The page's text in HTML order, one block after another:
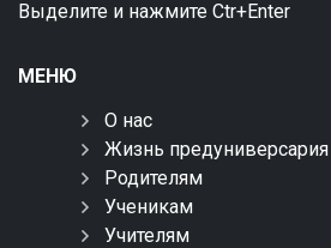
Выделите и нажмите Ctr+Enter
МЕНЮ
О нас
Жизнь предуниверсария
Родителям
Ученикам
Учителям